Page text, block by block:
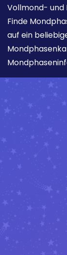
Vollmond- und
Finde
auf ein